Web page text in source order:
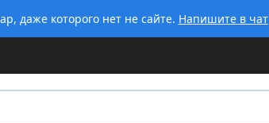
даже которого нет не сайте. Напишите в чат